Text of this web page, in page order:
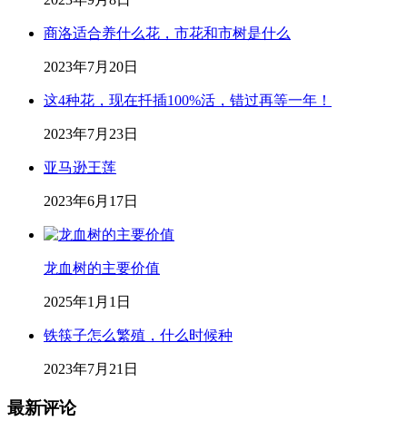
商洛适合养什么花，市花和市树是什么
2023年7月20日
这4种花，现在扦插100%活，错过再等一年！
2023年7月23日
亚马逊王莲
2023年6月17日
龙血树的主要价值
2025年1月1日
铁筷子怎么繁殖，什么时候种
2023年7月21日
最新评论